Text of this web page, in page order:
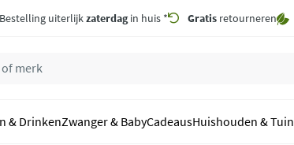
Bestelling uiterlijkzaterdagin huis * Gratis retourneren
& DrinkenZwanger & BabyCadeausHuishouden & Tuin